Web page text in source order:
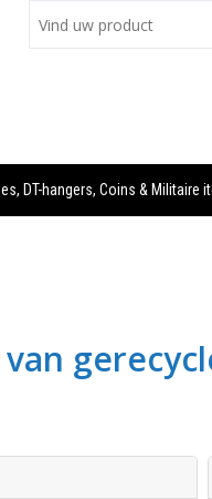
DT-hangers, Coins & Militaire